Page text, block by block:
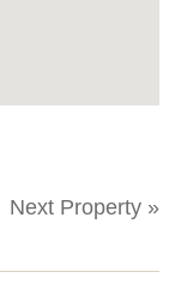
Next Property »